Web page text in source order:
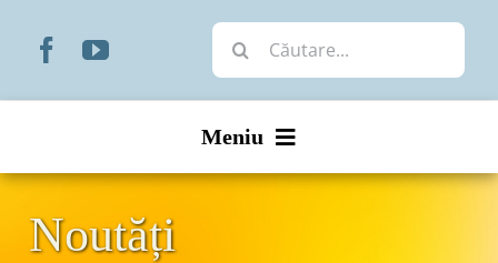
Cautare...
Meniu
Noutăți